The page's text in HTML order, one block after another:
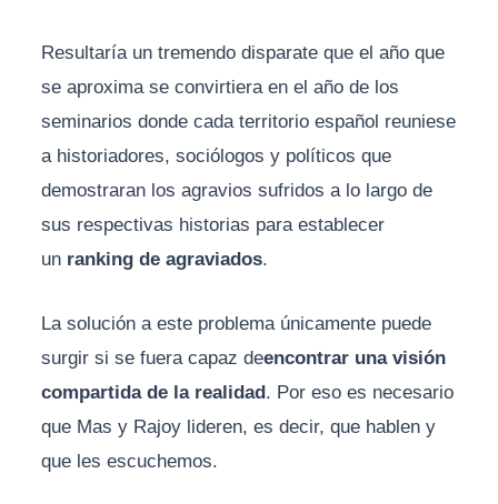
Resultaría un tremendo disparate que el año que
se aproxima se convirtiera en el año de los
seminarios donde cada territorio español reuniese
a historiadores, sociólogos y políticos que
demostraran los agravios sufridos a lo largo de
sus respectivas historias para establecer
un ranking de agraviados.
La solución a este problema únicamente puede
surgir si se fuera capaz deencontrar una visión
compartida de la realidad. Por eso es necesario
que Mas y Rajoy lideren, es decir, que hablen y
que les escuchemos.